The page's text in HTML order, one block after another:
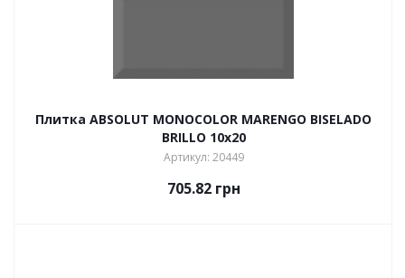
Плитка ABSOLUT MONOCOLOR MARENGO BISELADO
BRILLO 10х20
Артикул: 20449
705.82грн